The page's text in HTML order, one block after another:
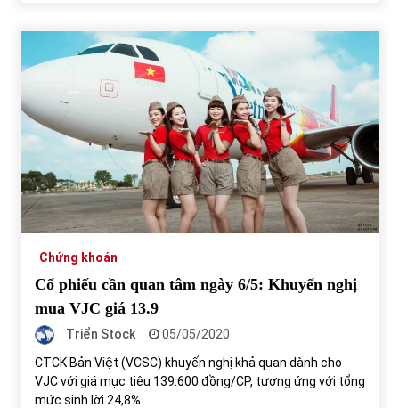
Top 10 xe bán chạy nhất tháng 9/2021
13/10/2021
Chứng khoán
Cổ phiếu cần quan tâm ngày 6/5: Khuyến nghị
mua VJC giá 13.9
Triển Stock
05/05/2020
CTCK Bản Việt (VCSC) khuyến nghị khả quan dành cho
VJC với giá mục tiêu 139.600 đồng/CP, tương ứng với tổng
mức sinh lời 24,8%.